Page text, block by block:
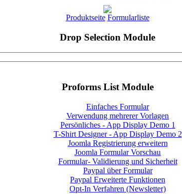
Produktseite Formularliste
Drop Selection Module
Proforms List Module
Einfaches Formular
Verwendung mehrerer Vorlagen
Persönliches - App Display Demo 1
T-Shirt Designer - App Display Demo 2
Joomla Registrierung erweitern
Joomla Formular Vorschau
Formular- Validierung und Sicherheit
Paypal über Formular
Paypal Erweiterte Funktionen
Opt-In Verfahren (Newsletter)